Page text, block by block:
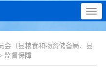
会（县粮食和物资储备局、县
监督保障